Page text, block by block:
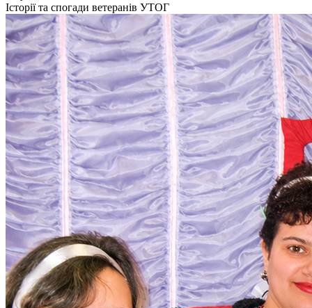
Кадрові зміни
Працевлаштування
Про глухих
Постаті в УТОГ
Все про УТОГ: ваші права, послуги та підтримка:
Важлива інформація
Благодійні справи
Історія глухих
Коронавірус
Брифінги
Корисні інформаційні матеріали від Т. Ломакіної
Офіційна інформація
Про УТОГ
Керівництво УТОГ
Громадські ради УТОГ ⩺
Всеукраїнська Рада голів обласних
організацій УТОГ
Всеукраїнська Рада ветеранів УТОГ
Всеукраїнська Рада перекладачів жестової
мови УТОГ
Всеукраїнська Рада директорів УТОГ
Всеукраїнська молодіжна Рада УТОГ
Історії та спогади ветеранів УТОГ